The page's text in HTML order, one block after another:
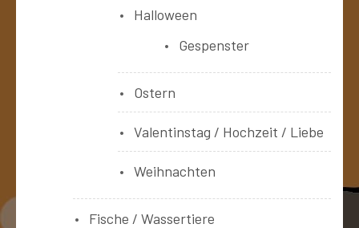
Halloween
Gespenster
Ostern
Valentinstag / Hochzeit / Liebe
Weihnachten
Fische / Wassertiere